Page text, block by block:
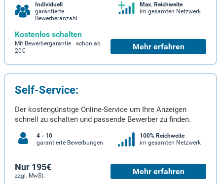
Individuell
garantierte
Bewerberanzahl
Max. Reichweite
im gesamten Netzwerk
Kostenlos schalten
Mit Bewerbergarantie schon ab
20€
Mehr erfahren
Self-Service:
Der kostengünstige Online-Service um Ihre Anzeigen
schnell zu schalten und passende Bewerber zu finden.
4 - 10
garantierte Bewerbungen
100% Reichweite
im gesamten Netzwerk
Nur 195€
zzgl. MwSt. Mehr erfahren